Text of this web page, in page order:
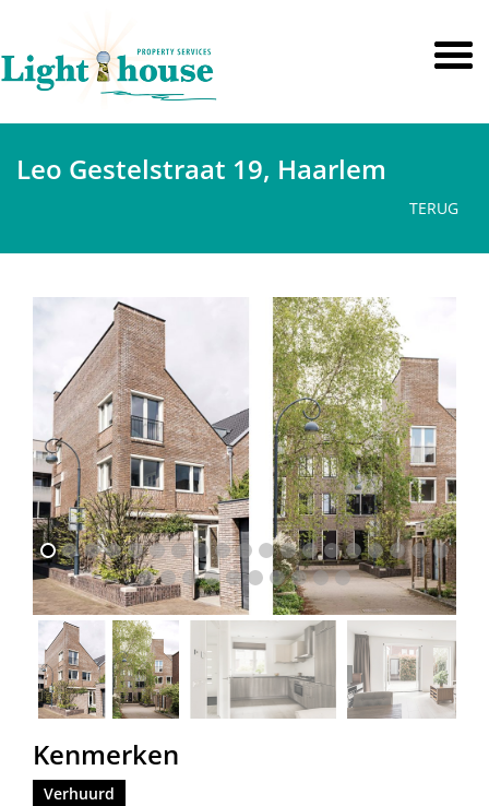
Leo Gestelstraat 19, Haarlem
TERUG
vorige
vorige
Kenmerken
Verhuurd